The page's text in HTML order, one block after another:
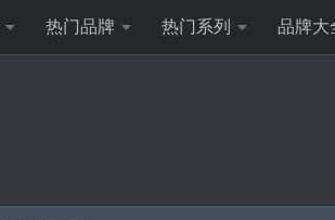
热门品牌 热门系列 品牌大